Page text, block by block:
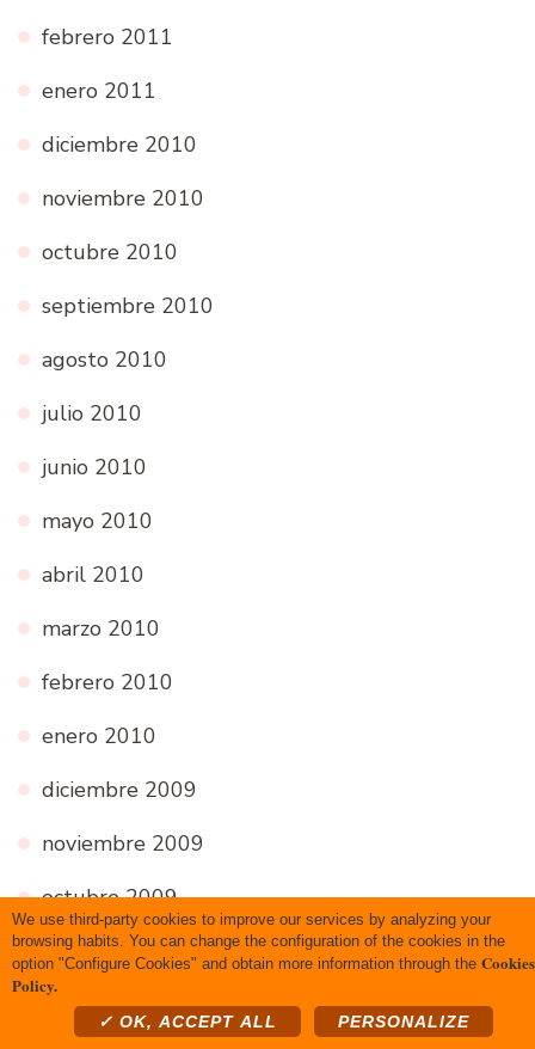
febrero 2011
enero 2011
diciembre 2010
noviembre 2010
octubre 2010
septiembre 2010
agosto 2010
julio 2010
junio 2010
mayo 2010
abril 2010
marzo 2010
febrero 2010
enero 2010
diciembre 2009
noviembre 2009
octubre 2009
septiembre 2009
agosto 2009
We use third-party cookies to improve our services by analyzing your
browsing habits. You can change the configuration of the cookies in the
option "Configure Cookies" and obtain more information through the Cookies
Policy.
✓ OK, ACCEPT ALL PERSONALIZE